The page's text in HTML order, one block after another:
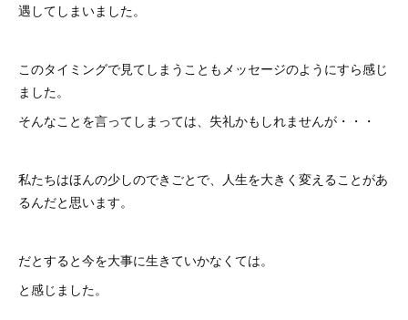
遇してしまいました。
このタイミングで見てしまうこともメッセージのようにすら感じ
ました。
そんなことを言ってしまっては、失礼かもしれませんが・・・
私たちはほんの少しのできごとで、人生を大きく変えることがあ
るんだと思います。
だとすると今を大事に生きていかなくては。
と感じました。